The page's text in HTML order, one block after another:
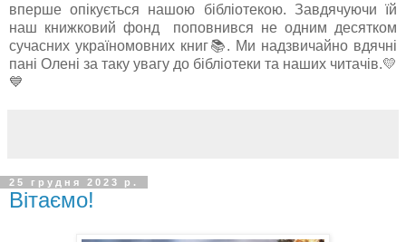
вперше опікується нашою бібліотекою. Завдячуючи їй
наш книжковий фонд поповнився не одним десятком
сучасних україномовних книг📚. Ми надзвичайно вдячні
пані Олені за таку увагу до бібліотеки та наших читачів.💛
💙
25 грудня 2023 р.
Вітаємо!